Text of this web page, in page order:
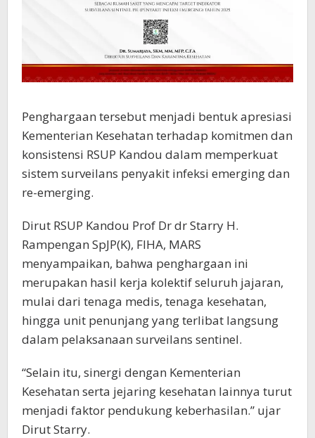
Penghargaan tersebut menjadi bentuk apresiasi
Kementerian Kesehatan terhadap komitmen dan
konsistensi RSUP Kandou dalam memperkuat
sistem surveilans penyakit infeksi emerging dan
re-emerging.
Dirut RSUP Kandou Prof Dr dr Starry H.
Rampengan SpJP(K), FIHA, MARS
menyampaikan, bahwa penghargaan ini
merupakan hasil kerja kolektif seluruh jajaran,
mulai dari tenaga medis, tenaga kesehatan,
hingga unit penunjang yang terlibat langsung
dalam pelaksanaan surveilans sentinel.
“Selain itu, sinergi dengan Kementerian
Kesehatan serta jejaring kesehatan lainnya turut
menjadi faktor pendukung keberhasilan.” ujar
Dirut Starry.